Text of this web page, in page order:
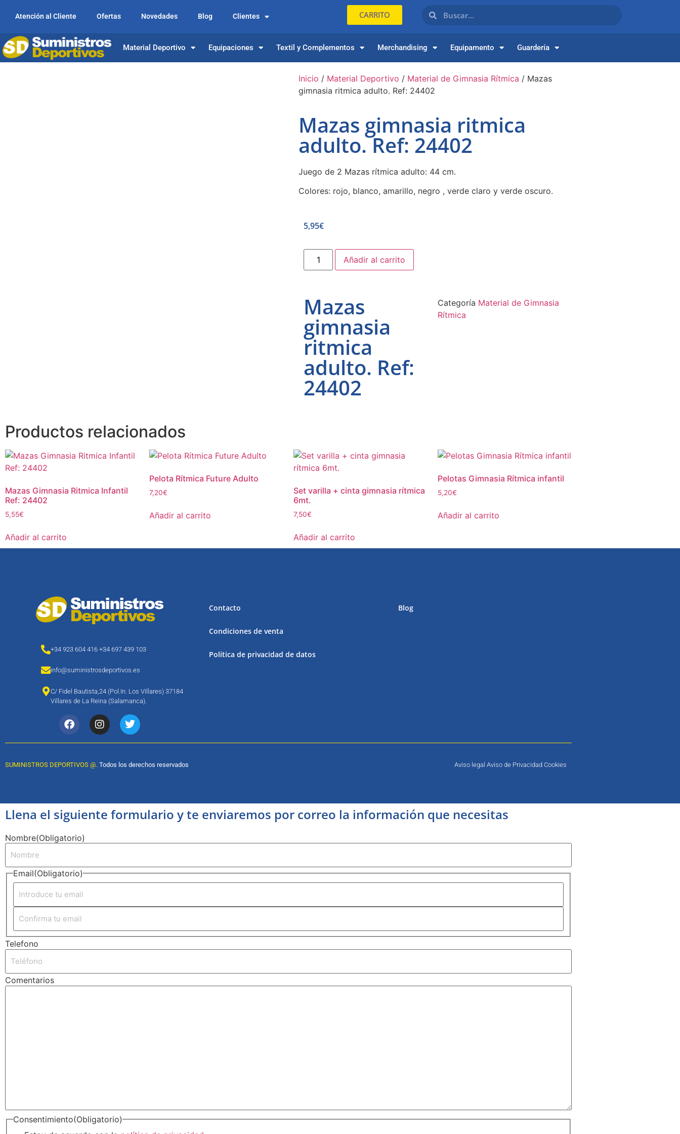
Atención al Cliente Ofertas Novedades Blog Clientes CARRITO
Material Deportivo Equipaciones Textil y Complementos Merchandising Equipamento Guardería
Inicio / Material Deportivo / Material de Gimnasia Rítmica / Mazas
gimnasia ritmica adulto. Ref: 24402
Mazas gimnasia ritmica
adulto. Ref: 24402
Juego de 2 Mazas rítmica adulto: 44 cm.
Colores: rojo, blanco, amarillo, negro , verde claro y verde oscuro.
5,95€
Añadir al carrito
Mazas
gimnasia
ritmica
adulto. Ref:
24402
Categoría Material de Gimnasia
Rítmica
Productos relacionados
Mazas Gimnasia Ritmica Infantil
Ref: 24402
5,55€
Añadir al carrito
Pelota Rítmica Future Adulto
7,20€
Añadir al carrito
Set varilla + cinta gimnasia rítmica
6mt.
7,50€
Añadir al carrito
Pelotas Gimnasia Rítmica infantil
5,20€
Añadir al carrito
+34 923 604 416 +34 697 439 103
info@suministrosdeportivos.es
C/ Fidel Bautista,24 (Pol.In. Los Villares) 37184
Villares de La Reina (Salamanca).
Contacto
Condiciones de venta
Política de privacidad de datos
Blog
SUMINISTROS DEPORTIVOS @. Todos los derechos reservados Aviso legal Aviso de Privacidad Cookies
Llena el siguiente formulario y te enviaremos por correo la información que necesitas
Nombre(Obligatorio)
Email(Obligatorio)
Telefono
Comentarios
Consentimiento(Obligatorio)